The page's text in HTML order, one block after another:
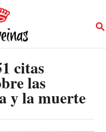
S
citas
las
y la muerte